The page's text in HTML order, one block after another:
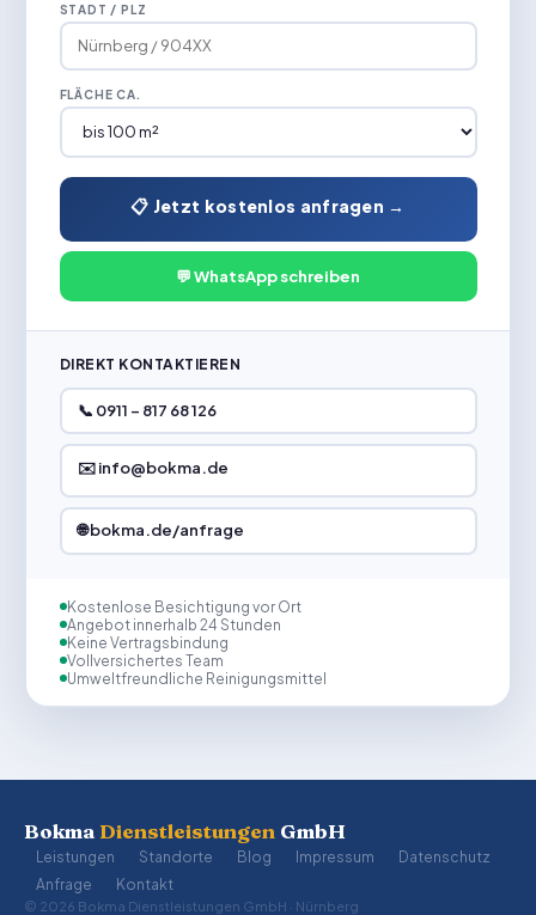
STADT / PLZ
FLÄCHE CA.
📋 Jetzt kostenlos anfragen →
💬 WhatsApp schreiben
DIREKT KONTAKTIEREN
📞 0911 – 817 68 126
✉️ info@bokma.de
🌐 bokma.de/anfrage
Kostenlose Besichtigung vor Ort
Angebot innerhalb 24 Stunden
Keine Vertragsbindung
Vollversichertes Team
Umweltfreundliche Reinigungsmittel
Bokma Dienstleistungen GmbH
Leistungen Standorte Blog Impressum
Datenschutz
Anfrage
Kontakt
© 2026 Bokma Dienstleistungen GmbH · Nürnberg